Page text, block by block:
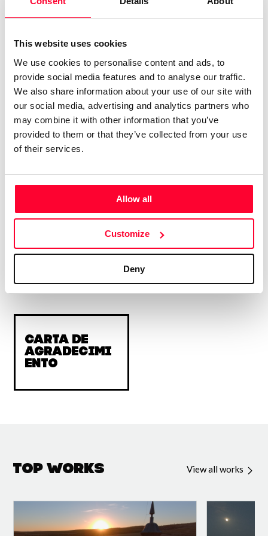
This website uses cookies
We use cookies to personalise content and ads, to
provide social media features and to analyse our traffic.
We also share information about your use of our site with
our social media, advertising and analytics partners who
may combine it with other information that you’ve
provided to them or that they’ve collected from your use
of their services.
Allow all
Customize
Deny
música, vídeo, pintura,
pero mis ganas son inmensas.”
Informático desde los años 90 del siglo XX. Músico desde
que tengo uso de razón. Toda mi vida ha estado ligada a la
música y la informática, y la multimedia no podía quedarse
atrás. Realicé el documental sobre el CoViD-19 que nadie
hizo, además durante la pandemia, visitando centros de
ocio familiar para ver qué estaban haciendo para afrontar
la situación. Vuelo mi dron para grabar lugares
espectaculares, y de esas grabaciones surgen nuevas ideas,
nuevas canciones, nuevas experiencias.
Acknowledgments
Carta de
agradecimi
ento
Top Works View all works